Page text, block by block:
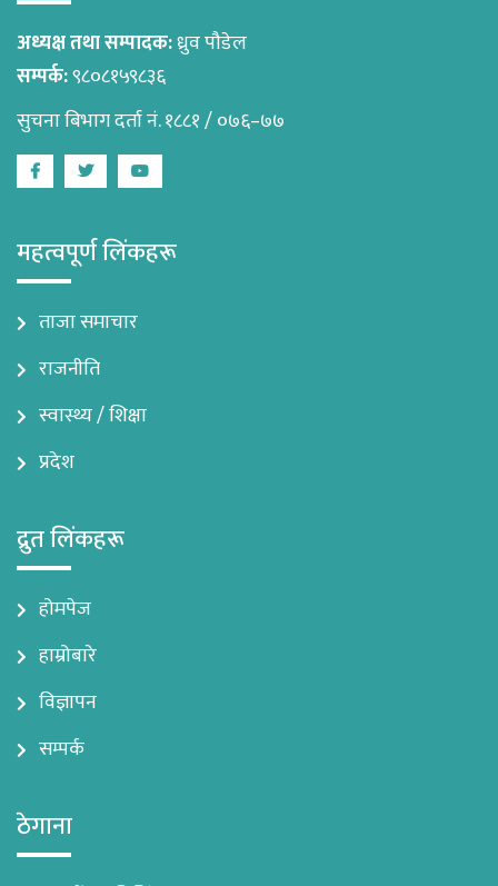
अध्यक्ष तथा सम्पादक:ध्रुव पौडेल
सम्पर्क:९८०८१५९८३६
सुचना बिभाग दर्ता नं. १८८१ / ०७६–७७
FacebookTwitterYoutube
महत्वपूर्ण लिंकहरू
ताजा समाचार
राजनीति
स्वास्थ्य / शिक्षा
प्रदेश
द्रुत लिंकहरू
होमपेज
हाम्रोबारे
विज्ञापन
सम्पर्क
ठेगाना